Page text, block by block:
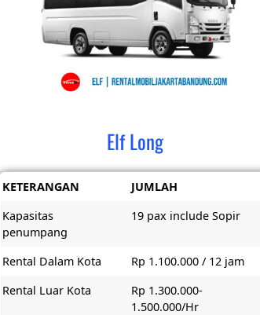
Elf Long
KETERANGAN
JUMLAH
Kapasitas
penumpang
19 pax include Sopir
Rental Dalam Kota
Rp 1.100.000 / 12 jam
Rental Luar Kota
Rp 1.300.000-
1.500.000/Hr